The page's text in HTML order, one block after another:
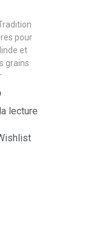
pour
et
grains
lecture